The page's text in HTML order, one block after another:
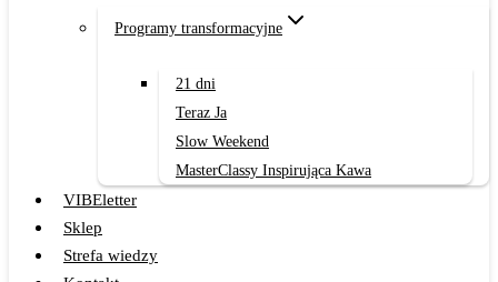
Programy transformacyjne
21 dni
Teraz Ja
Slow Weekend
MasterClassy Inspirująca Kawa
VIBEletter
Sklep
Strefa wiedzy